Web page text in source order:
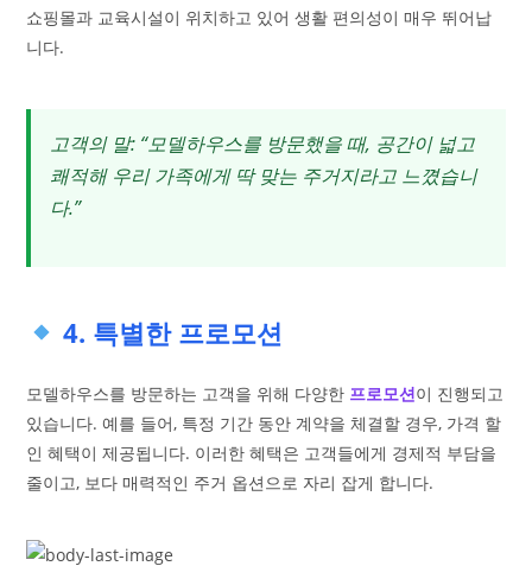
쇼핑몰과 교육시설이 위치하고 있어 생활 편의성이 매우 뛰어납
니다.
고객의 말: “모델하우스를 방문했을 때, 공간이 넓고
쾌적해 우리 가족에게 딱 맞는 주거지라고 느꼈습니
다.”
4. 특별한 프로모션
모델하우스를 방문하는 고객을 위해 다양한 프로모션이 진행되고
있습니다. 예를 들어, 특정 기간 동안 계약을 체결할 경우, 가격 할
인 혜택이 제공됩니다. 이러한 혜택은 고객들에게 경제적 부담을
줄이고, 보다 매력적인 주거 옵션으로 자리 잡게 합니다.